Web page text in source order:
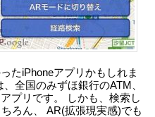
たiPhoneアプリかもしれま
全国のみずほ銀行のATM、
プリです。 しかも、検索し
ろん、 AR(拡張現実感)でも